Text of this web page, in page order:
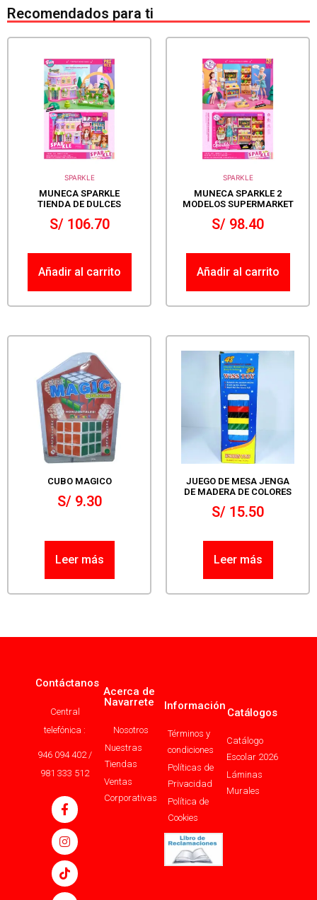
Recomendados para ti
SPARKLE
MUNECA SPARKLE
TIENDA DE DULCES
S/106.70
Añadir al carrito
SPARKLE
MUNECA SPARKLE 2
MODELOS SUPERMARKET
S/ 98.40
Añadir al carrito
CUBO MAGICO
S/9.30
Leer más
JUEGO DE MESA JENGA
DE MADERA DE COLORES
S/ 15.50
Leer más
Contáctanos
Central
telefónica :
946 094 402 /
981 333 512
Acerca de
Navarrete
Nosotros
Nuestras
Tiendas
Ventas
Corporativas
Información
Términos y
condiciones
Políticas de
Privacidad
Política de
Cookies
Catálogos
Catálogo
Escolar 2026
Láminas
Murales